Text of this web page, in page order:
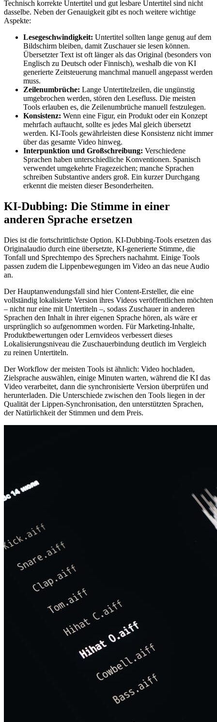
Technisch korrekte Untertitel und gut lesbare Untertitel sind nicht
dasselbe. Neben der Genauigkeit gibt es noch weitere wichtige
Aspekte:
Lesegeschwindigkeit: Untertitel sollten lange genug auf dem
Bildschirm bleiben, damit Zuschauer sie lesen können.
Übersetzter Text ist oft länger als das Original (besonders von
Englisch zu Deutsch oder Finnisch), weshalb die von KI
generierte Zeitsteuerung manchmal manuell angepasst werden
muss.
Zeilenumbrüche: Lange Untertitelzeilen, die ungünstig
umgebrochen werden, stören den Lesefluss. Die meisten
Tools erlauben es, die Zeilenumbrüche manuell festzulegen.
Konsistenz: Wenn eine Figur, ein Produkt oder ein Konzept
mehrfach auftaucht, sollte es jedes Mal gleich übersetzt
werden. KI-Tools gewährleisten diese Konsistenz nicht immer
über das gesamte Video hinweg.
Interpunktion und Großschreibung: Verschiedene
Sprachen haben unterschiedliche Konventionen. Spanisch
verwendet umgekehrte Fragezeichen; manche Sprachen
schreiben Substantive anders groß. Ein kurzer Durchgang
erkennt die meisten dieser Besonderheiten.
KI-Dubbing: Die Stimme in einer
anderen Sprache ersetzen
Dies ist die fortschrittlichste Option. KI-Dubbing-Tools ersetzen das
Originalaudio durch eine übersetzte, KI-generierte Stimme, die
Tonfall und Sprechtempo des Sprechers nachahmt. Einige Tools
passen zudem die Lippenbewegungen im Video an das neue Audio
an.
Der Hauptanwendungsfall sind hier Content-Ersteller, die eine
vollständig lokalisierte Version ihres Videos veröffentlichen möchten
– nicht nur eine mit Untertiteln –, sodass Zuschauer in anderen
Sprachen den Inhalt in ihrer eigenen Sprache hören, als wäre er
ursprünglich so aufgenommen worden. Für Marketing-Inhalte,
Produktbewertungen oder Lernvideos verbessert dieses
Lokalisierungsniveau die Zuschauerbindung deutlich im Vergleich
zu reinen Untertiteln.
Der Workflow der meisten Tools ist ähnlich: Video hochladen,
Zielsprache auswählen, einige Minuten warten, während die KI das
Video verarbeitet, dann die synchronisierte Version überprüfen und
herunterladen. Die Unterschiede zwischen den Tools liegen in der
Qualität der Lippen-Synchronisation, den unterstützten Sprachen,
der Natürlichkeit der Stimmen und dem Preis.